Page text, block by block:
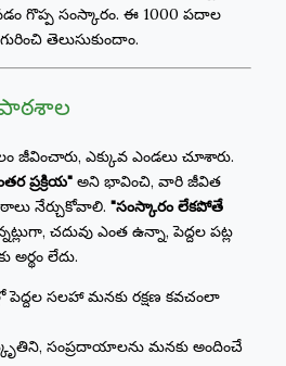
గొప్ప సంస్కారం. ఈ 1000 పదాల
తెలుసుకుందాం.
పాఠశాల
జీవించారు, ఎక్కువ ఎండలు చూశారు.
ప్రక్రియ" అని భావించి, వారి జీవిత
నేర్చుకోవాలి. "సంస్కారం లేకపోతే
చదువు ఎంత ఉన్నా, పెద్దల పట్ల
లేదు.
సలహా మనకు రక్షణ కవచంలా
సంప్రదాయాలను మనకు అందించే